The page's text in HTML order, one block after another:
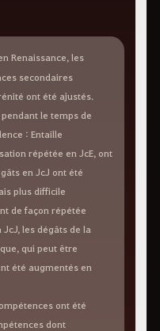
Renaissance, les
secondaires
ont été ajustés.
le temps de
: Entaille
répétée en JcE, ont
en JcJ ont été
plus difficile
de façon répétée
les dégâts de la
qui peut être
été augmentés en
ont été
dont